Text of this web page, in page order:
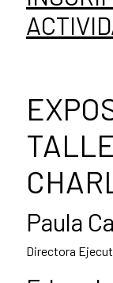
Paula
Directora